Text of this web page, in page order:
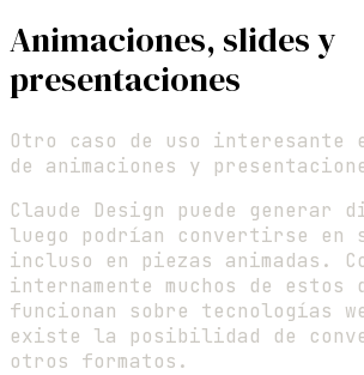
Animaciones, slides y
presentaciones
Otro caso de uso interesante
de animaciones y
Claude Design puede generar
luego podrían convertirse en
incluso en piezas animadas.
internamente muchos de estos
funcionan sobre tecnologías
existe la posibilidad de
otros formatos.